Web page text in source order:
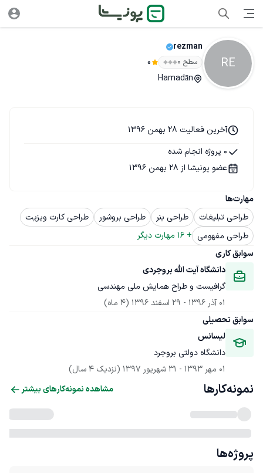
RE
rezman
سطح ۰ 0
Hamadān
مهارت‌ها
طراحی تبلیغات
طراحی بنر طراحی بروشور
طراحی کارت ویزیت
طراحی مفهومی +
16 مهارت دیگر
سوابق کاری
دانشگاه آیت الله بروجردی
گرافیست و طراح همایش ملی مهندسی
01 آذر 1396
- 29 اسفند 1396
(4 ماه)
سوابق تحصیلی
لیسانس
دانشگاه دولتی بروجرد
01 مهر 1393
- 31 شهریور 1397 (نزدیک 4 سال)
آخرین فعالیت 28 بهمن 1396
0 پروژه انجام شده
عضو پونیشا از 28 بهمن 1396
نمونه‌کارها مشاهده نمونه‌کارهای بیشتر
پروژه‌ها